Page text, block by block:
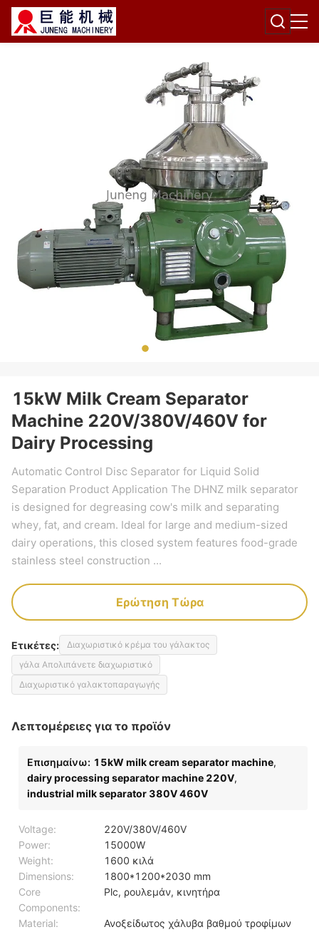
15kW Milk Cream Separator
Machine 220V/380V/460V for
Dairy Processing
Automatic Control Disc Separator for Liquid Solid
Separation Product Application The DHNZ milk separator
is designed for degreasing cow's milk and separating
whey, fat, and cream. Ideal for large and medium-sized
dairy operations, this closed system features food-grade
stainless steel construction ...
Ερώτηση Τώρα
Ετικέτες:
Διαχωριστικό κρέμα του γάλακτος
γάλα Απολιπάνετε διαχωριστικό
Διαχωριστικό γαλακτοπαραγωγής
Λεπτομέρειες για το προϊόν
Επισημαίνω: 15kW milk cream separator machine,
dairy processing separator machine 220V,
industrial milk separator 380V 460V
Voltage:
220V/380V/460V
Power:
15000W
Weight:
1600 κιλά
Dimensions:
1800*1200*2030 mm
Core
Components:
Plc, ρουλεμάν, κινητήρα
Material:
Ανοξείδωτος χάλυβα βαθμού τροφίμων